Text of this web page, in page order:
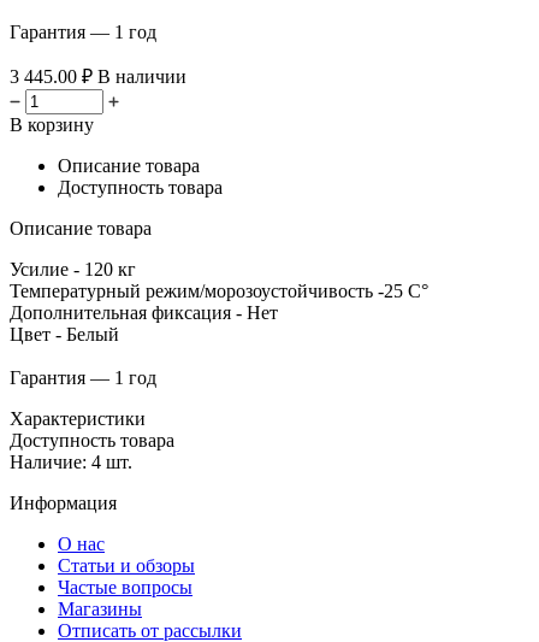
Гарантия — 1 год
3 445.00 ₽ В наличии
В корзину
Описание товара
Доступность товара
Описание товара
Усилие - 120 кг
Температурный режим/морозоустойчивость -25 C°
Дополнительная фиксация - Нет
Цвет - Белый
Гарантия — 1 год
Характеристики
Доступность товара
Наличие: 4 шт.
Информация
О нас
Статьи и обзоры
Частые вопросы
Магазины
Отписать от рассылки